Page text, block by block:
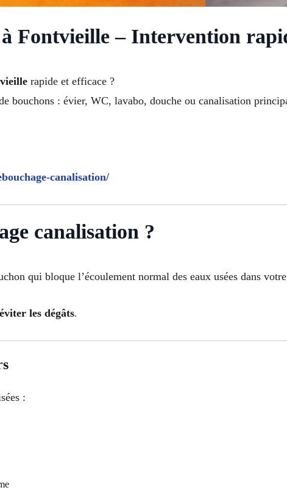
Fontvieille – Intervention
rapide et efficace ?
bouchons : évier, WC, lavabo, douche ou canalisation
canalisation/
canalisation ?
qui bloque l’écoulement normal des eaux usées dans
les dégâts.
: